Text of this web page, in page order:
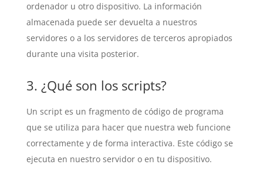
ordenador u otro dispositivo. La información
almacenada puede ser devuelta a nuestros
servidores o a los servidores de terceros apropiados
durante una visita posterior.
3. ¿Qué son los scripts?
Un script es un fragmento de código de programa
que se utiliza para hacer que nuestra web funcione
correctamente y de forma interactiva. Este código se
ejecuta en nuestro servidor o en tu dispositivo.